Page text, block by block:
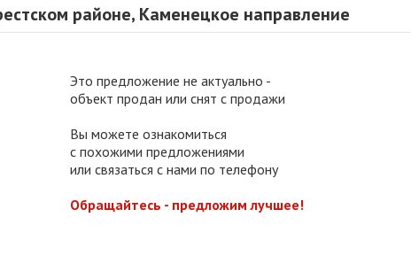
районе, Каменецкое направление
Это предложение не актуально -
объект продан или снят с продажи
Вы можете ознакомиться
с похожими предложениями
или связаться с нами по телефону
Обращайтесь - предложим лучшее!